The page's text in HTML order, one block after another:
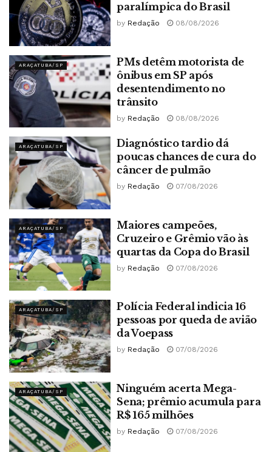
paralímpica do Brasil
by Redação 08/08/2026
ARAÇATUBA/SP
PMs detêm motorista de
ônibus em SP após
desentendimento no
trânsito
by Redação 08/08/2026
ARAÇATUBA/SP
Diagnóstico tardio dá
poucas chances de cura do
câncer de pulmão
by Redação 07/08/2026
ARAÇATUBA/SP
Maiores campeões,
Cruzeiro e Grêmio vão às
quartas da Copa do Brasil
by Redação 07/08/2026
ARAÇATUBA/SP
Polícia Federal indicia 16
pessoas por queda de avião
da Voepass
by Redação 07/08/2026
ARAÇATUBA/SP
Ninguém acerta Mega-
Sena; prêmio acumula para
R$ 165 milhões
by Redação 07/08/2026